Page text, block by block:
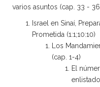
varios asuntos (cap. 33 -
Israel en Sinaí,
Prometida (1:1;10:10)
Los
(cap. 1-4)
El